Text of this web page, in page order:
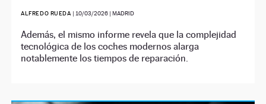
ALFREDO RUEDA | 10/03/2026| MADRID
Además, el mismo informe revela que la complejidad
tecnológica de los coches modernos alarga
notablemente los tiempos de reparación.